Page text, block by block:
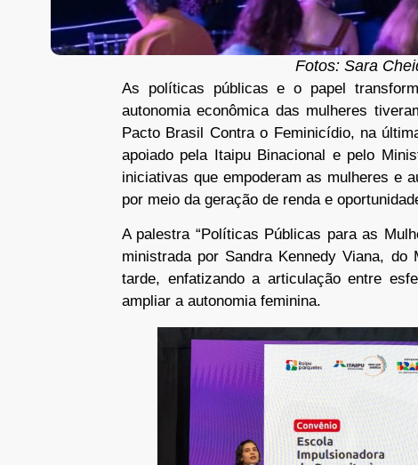
Fotos: Sara
As políticas públicas e o papel
autonomia econômica das mulheres
Pacto Brasil Contra o Feminicídio, na
apoiado pela Itaipu Binacional e pelo
iniciativas que empoderam as mulheres e
por meio da geração de renda e
A palestra “Políticas Públicas para as
ministrada por Sandra Kennedy Viana,
tarde, enfatizando a articulação entre
ampliar a autonomia feminina.